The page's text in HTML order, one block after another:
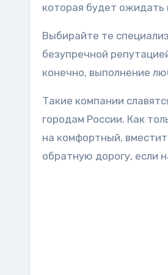
которая будет ожидать
Выбирайте те
безупречной
конечно, выполнение
Такие компании
городам России. Как
на комфортный,
обратную дорогу, если